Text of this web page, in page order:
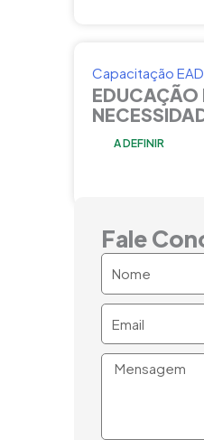
Capacitação EAD
EDUCAÇÃO
A DEFINIR
Fale
Mensagem